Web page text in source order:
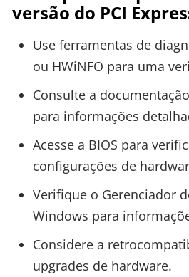
versão do PCI
Use ferramentas de
ou HWiNFO para uma
Consulte a
para informações
Acesse a BIOS para
configurações de
Verifique o Gerenciador
Windows para
Considere a
upgrades de hardware.